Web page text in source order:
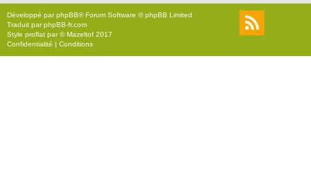
c
r
Développé parphpBB® Forum Software © phpBB Limited
Traduit parphpBB-fr.com
Style proflat par ©Mazeltof 2017
Confidentialité | Conditions